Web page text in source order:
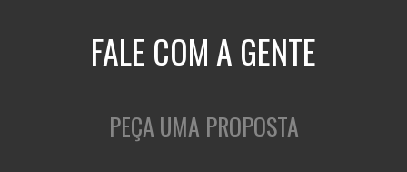
FALE COM A GENTE
PEÇA UMA PROPOSTA